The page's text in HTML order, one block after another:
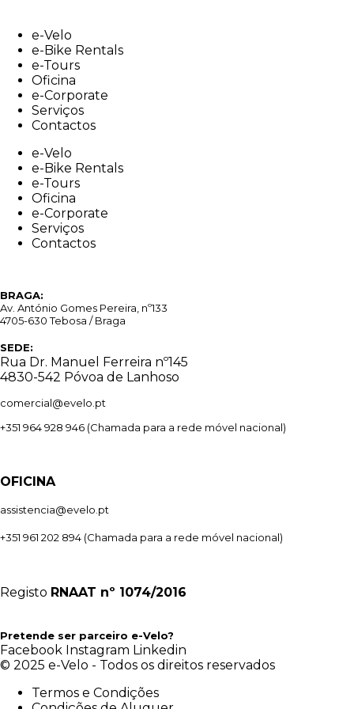
contente-Velo
e-Bike Rentals
e-Tours
Oficina
e-Corporate
Serviços
Contactos
e-Velo
e-Bike Rentals
e-Tours
Oficina
e-Corporate
Serviços
Contactos
BRAGA:
Av. António Gomes Pereira, nº133
4705-630 Tebosa / Braga
SEDE:
Rua Dr. Manuel Ferreira nº145
4830-542 Póvoa de Lanhoso
comercial@evelo.pt
+351 964 928 946 (Chamada para a rede móvel nacional)
OFICINA
assistencia@evelo.pt
+351 961 202 894 (Chamada para a rede móvel nacional)
Registo RNAAT nº 1074/2016
Pretende ser parceiro e-Velo?
Facebook Instagram Linkedin
© 2025 e-Velo - Todos os direitos reservados
Termos e Condições